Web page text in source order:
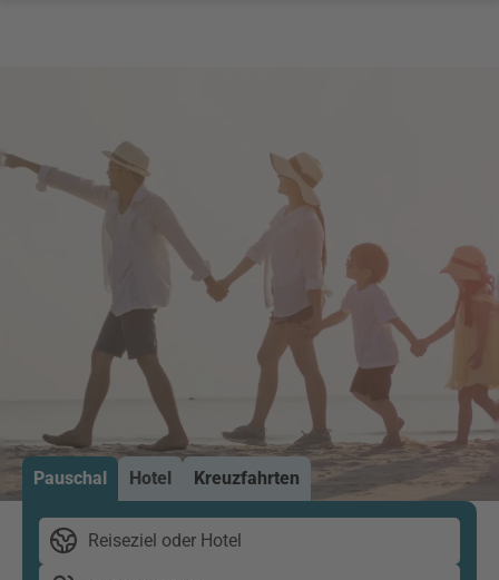
Pauschal Hotel Kreuzfahrten
Reiseziel oder Hotel